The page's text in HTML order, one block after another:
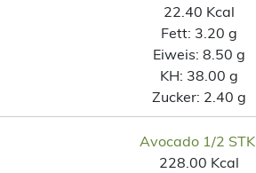
22.40 Kcal
Fett: 3.20 g
Eiweis: 8.50 g
KH: 38.00 g
Zucker: 2.40 g
Avocado 1/2 STK.
228.00 Kcal